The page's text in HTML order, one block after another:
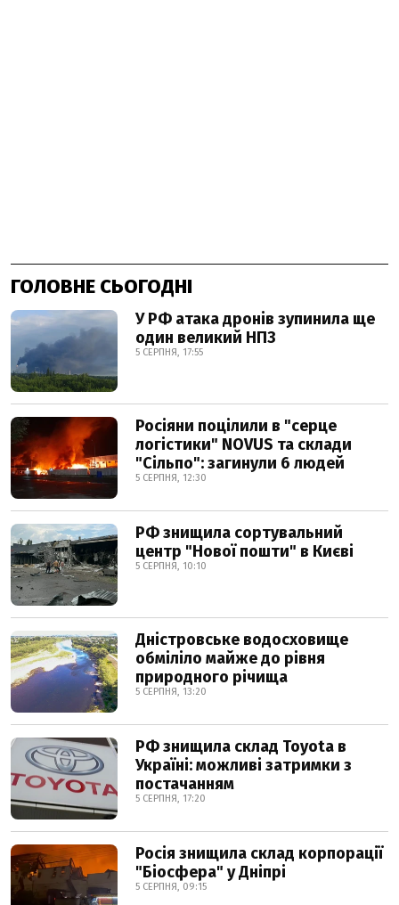
ГОЛОВНЕ СЬОГОДНІ
У РФ атака дронів зупинила ще
один великий НПЗ
5 СЕРПНЯ, 17:55
Росіяни поцілили в "серце
логістики" NOVUS та склади
"Сільпо": загинули 6 людей
5 СЕРПНЯ, 12:30
РФ знищила сортувальний
центр "Нової пошти" в Києві
5 СЕРПНЯ, 10:10
Дністровське водосховище
обміліло майже до рівня
природного річища
5 СЕРПНЯ, 13:20
РФ знищила склад Toyota в
Україні: можливі затримки з
постачанням
5 СЕРПНЯ, 17:20
Росія знищила склад корпорації
"Біосфера" у Дніпрі
5 СЕРПНЯ, 09:15